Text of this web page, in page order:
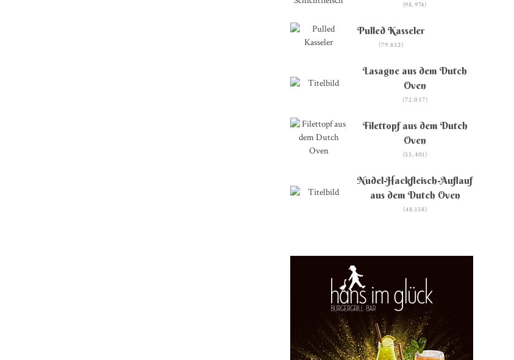
(98.974)
Pulled Kasseler
(79.832)
Lasagne aus dem Dutch
Oven
(72.037)
Filettopf aus dem Dutch
Oven
(55.401)
Nudel-Hackfleisch-Auflauf
aus dem Dutch Oven
(48.158)